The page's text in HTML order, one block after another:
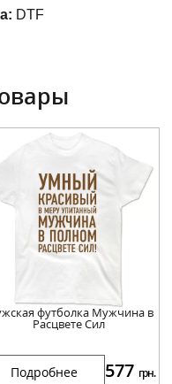
DTF
футболка Мужчина в
Расцвете Сил
Подробнее 577 грн.